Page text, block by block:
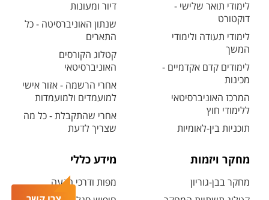
לימודי תואר שלישי -
דוקטורט
לימודי תעודה ולימודי
המשך
לימודים קדם אקדמיים -
מכינות
המרכז האוניברסיטאי
ללימודי חוץ
תוכניות בין-לאומיות
דיור ומעונות
שנתון האוניברסיטה - כל
התארים
קטלוג הקורסים
האוניברסיטאי
אחרי הרשמה - אזור אישי
למועמדים ולמועמדות
אחרי שהתקבלת - כל מה
שצריך לדעת
מחקר ויזמות
מחקר בבן-גוריון
מידע כללי
מפות ודרכי הגעה